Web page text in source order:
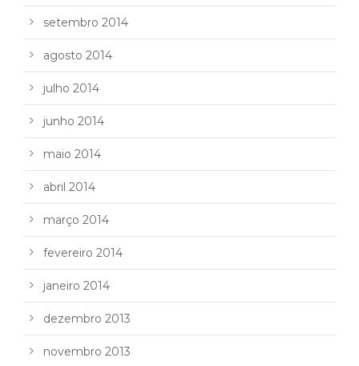
setembro 2014
agosto 2014
julho 2014
junho 2014
maio 2014
abril 2014
março 2014
fevereiro 2014
janeiro 2014
dezembro 2013
novembro 2013